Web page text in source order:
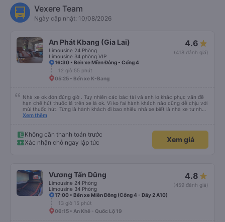
Vexere Team
Ngày cập nhật: 10/08/2026
An Phát Kbang (Gia Lai)
Limousine 24 Phòng
Limousine 34 phòng VIP
4.6
(418 đánh giá)
16:30 • Bến xe Miền Đông - Cổng 4
12 giờ 55 phút
05:25 • Bến xe K-Bang
Nhà xe ok đón đúng giờ . Tuy nhiên các bác tài và anh lơ khắc phục vấn đề
hạn chế hút thuốc lá trên xe là ok. Vì ko fai hành khách nào cũng dễ chịu với
mùi thuốc hút. Từng là hành khách đi bao nhiêu nhà xe biết là nhà xe tư nhân
, nhưng hãy theo cách vận hành của Phương Trang Busline, từ tổng đài cho
Xem thêm
Không cần thanh toán trước
Xác nhận chỗ ngay lập tức
Xem giá
Vương Tấn Dũng
Limousine 24 Phòng
Limousine 34 Phòng
4.8
(459 đánh giá)
17:00 • Bến xe Miền Đông (Cổng 4 - Dãy 2 A10)
13 giờ 15 phút
06:15 • An Khê - Quốc Lộ 19